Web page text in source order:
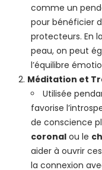
comme un
pour bénéficier
protecteurs. En
peau, on peut
l’équilibre
Méditation et
Utilisée
favorise
de conscience
coronal ou le
aider à ouvrir
la connexion